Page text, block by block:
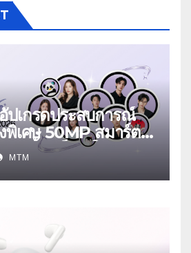
ปเกรดประสบการณ์
พิเศษ 50MP สมาร์ต
รนดี้ทุกช็อต ใน
Series 5G
25 มิถุนายนนี้
MTM